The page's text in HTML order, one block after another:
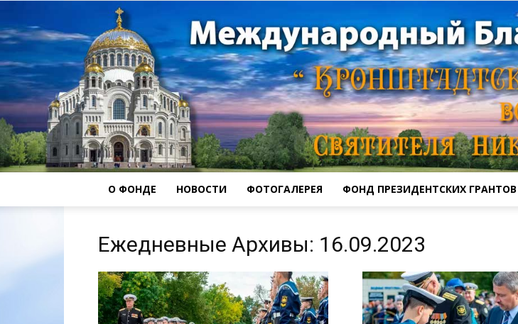
Морской
О ФОНДЕ НОВОСТИ ФОТОГАЛЕРЕЯ ФОНД ПРЕЗИДЕНТСКИХ ГРАНТОВ
Ежедневные Архивы: 16.09.2023